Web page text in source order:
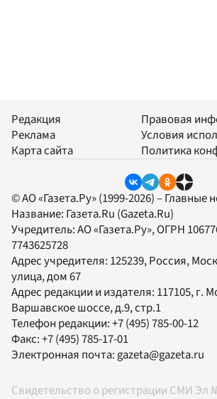
Редакция
Реклама
Карта сайта
Правовая
Условия
Политика
© АО «Газета.Ру» (1999-2026) – Главные
Название: Газета.Ru (Gazeta.Ru)
Учредитель:АО «Газета.Ру», ОГРН
7743625728
Адрес учредителя: 125239, Россия,
улица, дом 67
Адрес редакции и издателя: 117105, г.
Варшавское шоссе, д.9, стр.1
Телефон редакции:+7 (495) 785-00-12
Факс:+7 (495) 785-17-01
Электронная почта: gazeta@gazeta.ru
Свидетельство о регистрации СМИ Эл